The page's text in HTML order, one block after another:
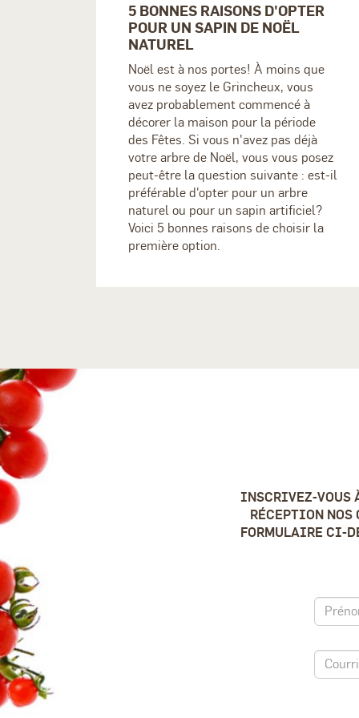
5 BONNES RAISONS D'OPTER
POUR UN SAPIN DE NOËL
NATUREL
Noël est à nos portes! À moins que
vous ne soyez le Grincheux, vous
avez probablement commencé à
décorer la maison pour la période
des Fêtes. Si vous n'avez pas déjà
votre arbre de Noël, vous vous posez
peut-être la question suivante : est-il
préférable d'opter pour un arbre
naturel ou pour un sapin artificiel?
Voici 5 bonnes raisons de choisir la
première option.
INSCRIVEZ-VOUS
RÉCEPTION NOS
FORMULAIRE CI-